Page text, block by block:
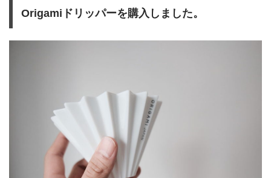
Origamiドリッパーを購入しました。